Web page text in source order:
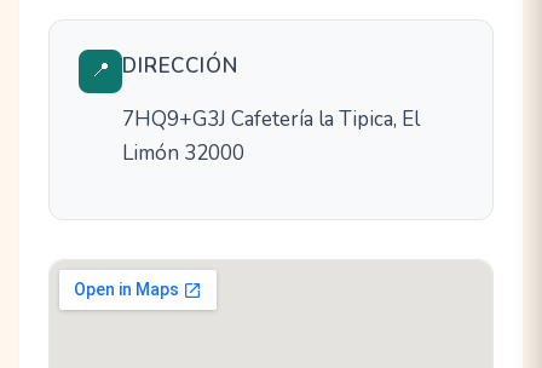
📍 DIRECCIÓN
7HQ9+G3J Cafetería la Tipica, El
Limón 32000